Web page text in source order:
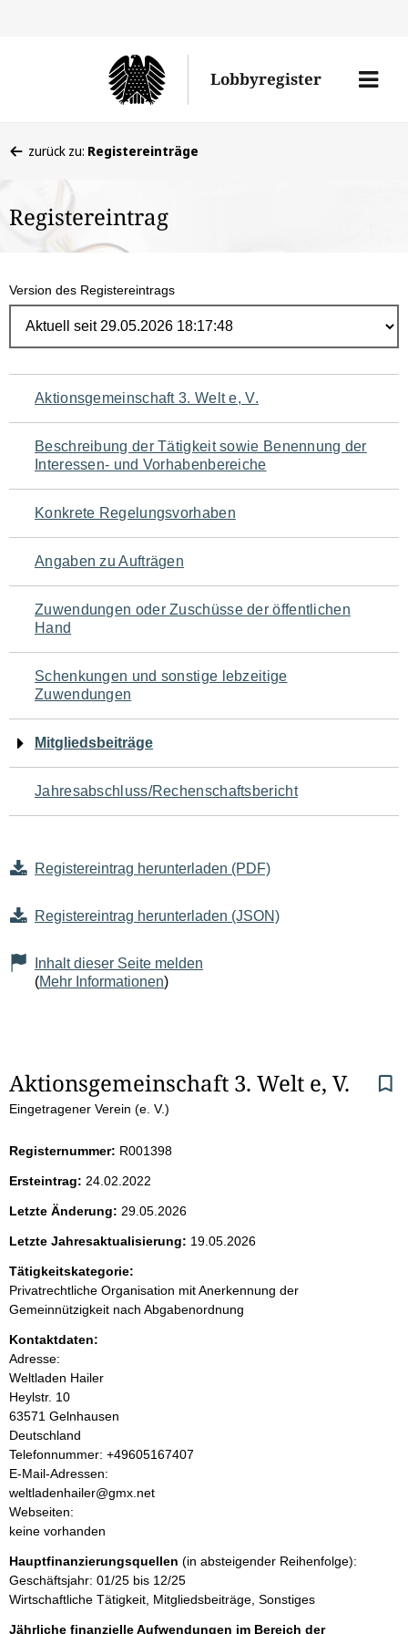
Lobbyregister
Menü
befinden
hier:
zurück zu: Registereinträge
Registereintrag
Version des Registereintrags
Navigation
für
den
Seiteninhalt
Aktionsgemeinschaft 3. Welt e, V.
Beschreibung der Tätigkeit sowie Benennung der
Interessen- und Vorhabenbereiche
Konkrete Regelungsvorhaben
Angaben zu Aufträgen
Zuwendungen oder Zuschüsse der öffentlichen
Hand
Schenkungen und sonstige lebzeitige
Zuwendungen
Mitgliedsbeiträge
Jahresabschluss/Rechenschaftsbericht
Registereintrag herunterladen (PDF)
Registereintrag herunterladen (JSON)
Inhalt dieser Seite melden
(Mehr Informationen)
S
e
i
t
e
n
i
n
h
a
l
t
Aktionsgemeinschaft 3. Welt e, V.
Eingetragener Verein (e. V.)
Registernummer: R001398
Ersteintrag: 24.02.2022
Letzte Änderung: 29.05.2026
Letzte Jahresaktualisierung: 19.05.2026
Tätigkeitskategorie:
Privatrechtliche Organisation mit Anerkennung der
Gemeinnützigkeit nach Abgabenordnung
Kontaktdaten:
Adresse:
Weltladen Hailer
Heylstr. 10
63571 Gelnhausen
Deutschland
K
o
n
t
a
t
i
n
f
Telefonnummer: +49605167407
E-Mail-Adressen:
weltladenhailer@gmx.net
Webseiten:
keine vorhanden
Hauptfinanzierungsquellen (in absteigender Reihenfolge):
Geschäftsjahr: 01/25 bis 12/25
Wirtschaftliche Tätigkeit, Mitgliedsbeiträge, Sonstiges
Jährliche finanzielle Aufwendungen im Bereich der